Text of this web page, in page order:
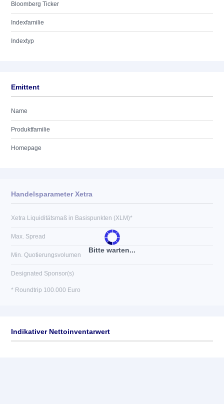
Bloomberg Ticker
Indexfamilie
Indextyp
Emittent
Name
Produktfamilie
Homepage
Bitte warten...
Handelsparameter Xetra
Xetra Liquiditätsmaß in Basispunkten (XLM)*
Max. Spread
Min. Quotierungsvolumen
Designated Sponsor(s)
* Roundtrip 100.000 Euro
Indikativer Nettoinventarwert